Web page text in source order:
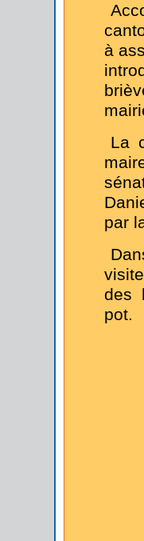
à
La
par
des
pot.